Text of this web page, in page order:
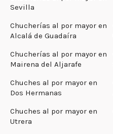
Sevilla
Chucherías al por mayor en
Alcalá de Guadaíra
Chucherías al por mayor en
Mairena del Aljarafe
Chuches al por mayor en
Dos Hermanas
Chuches al por mayor en
Utrera